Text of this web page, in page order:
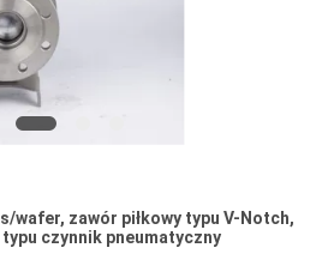
wafer, zawór piłkowy typu V-Notch,
typu czynnik pneumatyczny